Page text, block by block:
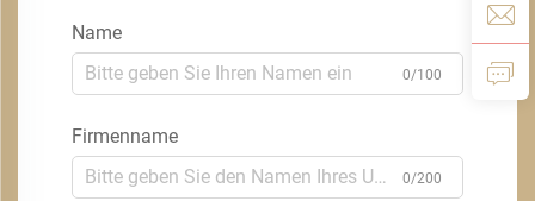
Name
0/100
Firmenname
0/200